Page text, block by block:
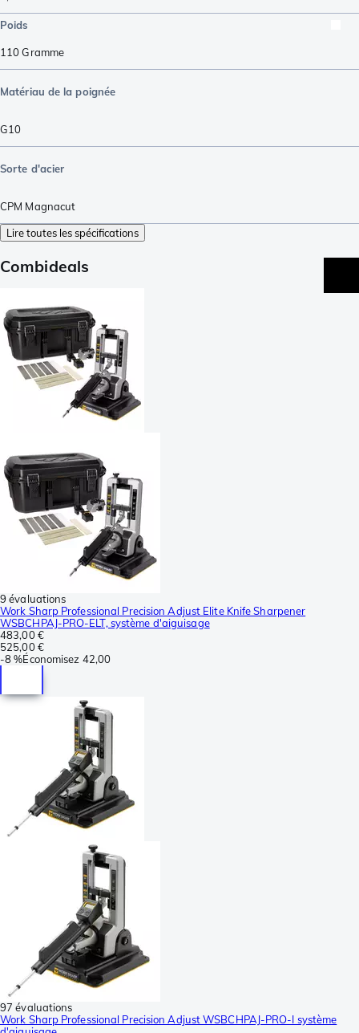
Poids
110Gramme
Matériau de la poignée
G10
Sorte d'acier
CPM Magnacut
Lire toutes les spécifications
Combideals
9 évaluations
Work Sharp Professional Precision Adjust Elite Knife Sharpener
WSBCHPAJ-PRO-ELT, système d'aiguisage
483,00 €
525,00 €
-8 %Économisez 42,00
97 évaluations
Work Sharp Professional Precision Adjust WSBCHPAJ-PRO-I système